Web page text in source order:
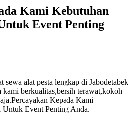
Kami Kebutuhan
Event Penting
sewa alat pesta lengkap di Jabodetabek
kami berkualitas,bersih terawat,kokoh
Kepada Kami
Untuk Event Penting Anda.